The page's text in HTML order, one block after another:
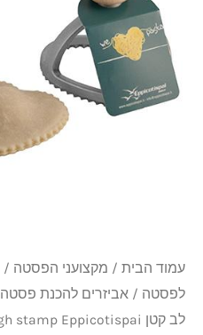
עמוד הבית / מקצועני הפסטה /
לפסטה / אביזרים להכנת פסטה
לב קטן Dough stamp Eppicotispai
בצורת
לב
קטן